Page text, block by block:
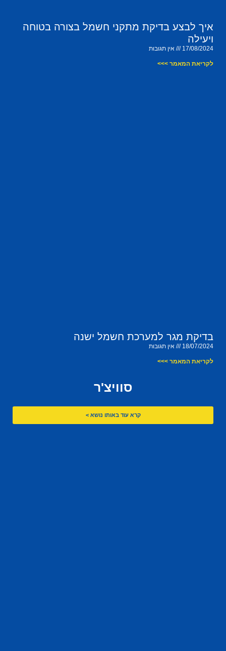
איך לבצע בדיקת מתקני חשמל בצורה בטוחה
ויעילה
17/08/2024 אין תגובות
לקריאת המאמר >>>
בדיקת מגר למערכת חשמל ישנה
18/07/2024 אין תגובות
לקריאת המאמר >>>
סוויצ'ר
קרא עוד באותו נושא >